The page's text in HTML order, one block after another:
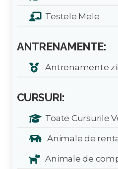
Testele Mele
ANTRENAMENTE:
Antrenamente
CURSURI:
Toate Cursurile
Animale de
Animale de